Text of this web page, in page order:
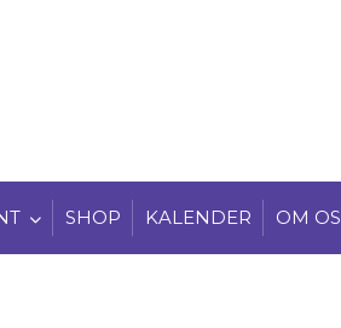
SHOP KALENDER OM OS